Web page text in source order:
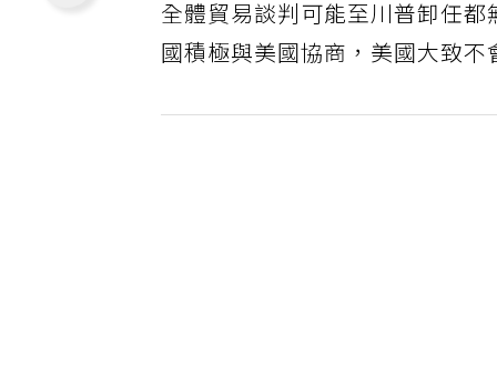
全體貿易談判可能至川普卸任
國積極與美國協商，美國大致